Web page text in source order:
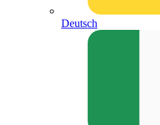
Deutsch